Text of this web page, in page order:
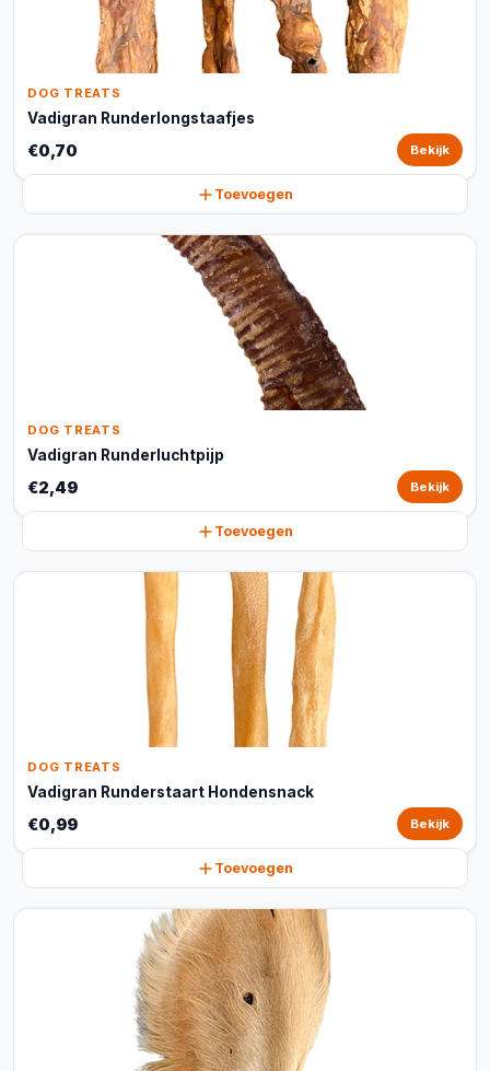
DOG TREATS
Vadigran Runderlongstaafjes
€0,70 Bekijk
Toevoegen
DOG TREATS
Vadigran Runderluchtpijp
€2,49 Bekijk
Toevoegen
DOG TREATS
Vadigran Runderstaart Hondensnack
€0,99 Bekijk
Toevoegen